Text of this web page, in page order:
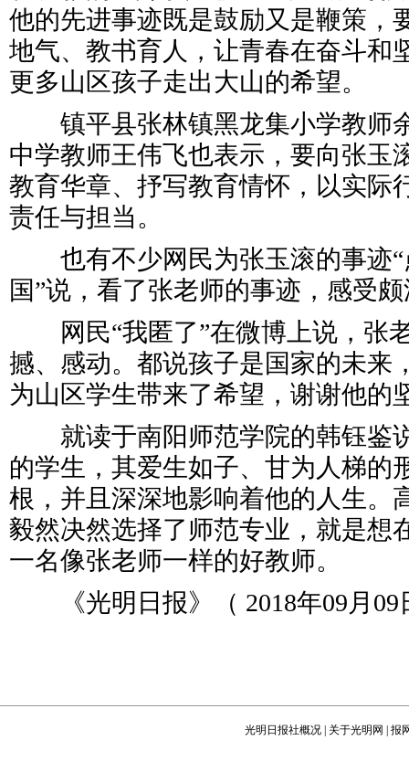
他的先进事迹既是鼓励又是鞭策，
地气、教书育人，让青春在奋斗和
更多山区孩子走出大山的希望。
镇平县张林镇黑龙集小学教师
中学教师王伟飞也表示，要向张玉
教育华章、抒写教育情怀，以实际
责任与担当。
也有不少网民为张玉滚的事迹“
国”说，看了张老师的事迹，感受
网民“我匿了”在微博上说，张
撼、感动。都说孩子是国家的未来
为山区学生带来了希望，谢谢他的
就读于南阳师范学院的韩钰鉴
的学生，其爱生如子、甘为人梯的
根，并且深深地影响着他的人生。
毅然决然选择了师范专业，就是想
一名像张老师一样的好教师。
《光明日报》（ 2018年09月09
光明日报社概况 关于光明网 报